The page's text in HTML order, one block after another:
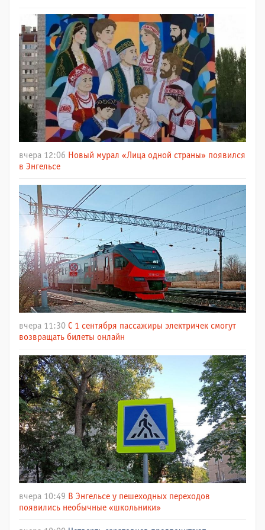
вчера 12:06 Новый мурал «Лица одной страны» появился
в Энгельсе
вчера 11:30 С 1 сентября пассажиры электричек смогут
возвращать билеты онлайн
вчера 10:49 В Энгельсе у пешеходных переходов
появились необычные «школьники»